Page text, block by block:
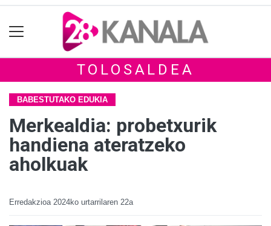
TOLOSALDEA
BABESTUTAKO EDUKIA
Merkealdia: probetxurik
handiena ateratzeko
aholkuak
Erredakzioa 2024ko urtarrilaren 22a